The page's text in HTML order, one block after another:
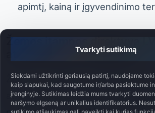
Tvarkyti sutikimą
Siekdami užtikrinti geriausią patirtį, naudojame
kaip slapukai, kad saugotume ir/arba pasiektume
įrenginyje. Sutikimas leidžia mums tvarkyti
naršymo elgseną ar unikalius identifikatorius.
apimtį, kainą ir įgyvendinimo
Žemos įtampos direktyva
atnaujinimai ir pakeitimai
Žemos įtampos direktyva
atnaujinama, kad būtų